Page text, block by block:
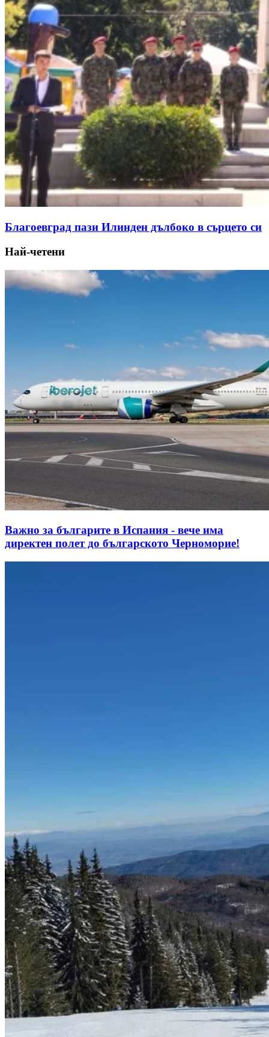
Благоевград пази Илинден дълбоко в сърцето си
Най-четени
Важно за българите в Испания - вече има
директен полет до българското Черноморие!